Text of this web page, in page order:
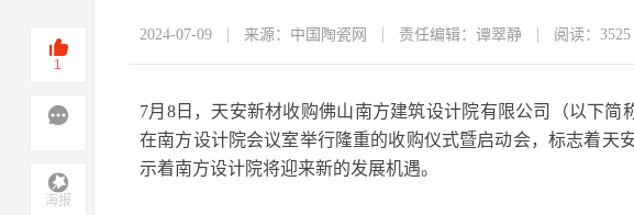
2024-07-09 来源：中国陶瓷网 责任编辑：谭翠静 阅读：3525
7月8日，天安新材收购佛山南方建筑设计院有限公司（以下简
在南方设计院会议室举行隆重的收购仪式暨启动会，标志着天
示着南方设计院将迎来新的发展机遇。
1
海报